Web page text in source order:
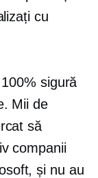
cu
sigură
Mii de
să
companii
și nu au